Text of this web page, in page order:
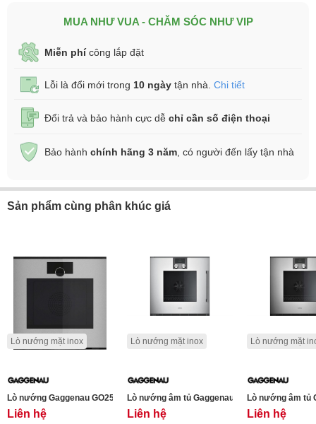
MUA NHƯ VUA - CHĂM SÓC NHƯ VIP
Miễn phícông lắp đặt
Lỗi là đổi mới trong 10 ngày tận nhà. Chi tiết
Đổi trả và bảo hành cực dễ chỉ cần số điện thoại
Bảo hành chính hãng 3 năm , có người đến lấy tận nhà
Sản phẩm cùng phân khúc giá
Lò nướng mặt inox
Lò nướng Gaggenau GO250130 - 77L - Minimalistic Series - Sterling
Liên hệ
Lò nướng mặt inox
Liên hệ
Lò nướng mặt
Liên hệ